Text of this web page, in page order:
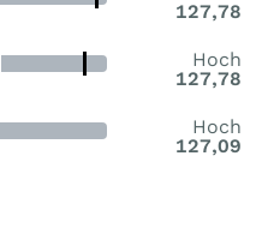
127,78
Hoch
127,78
Hoch
127,09